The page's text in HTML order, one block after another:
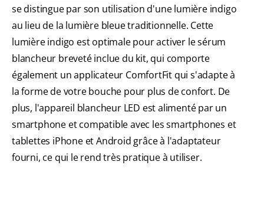
se distingue par son utilisation d'une lumière indigo
au lieu de la lumière bleue traditionnelle. Cette
lumière indigo est optimale pour activer le sérum
blancheur breveté inclue du kit, qui comporte
également un applicateur ComfortFit qui s'adapte à
la forme de votre bouche pour plus de confort. De
plus, l'appareil blancheur LED est alimenté par un
smartphone et compatible avec les smartphones et
tablettes iPhone et Android grâce à l'adaptateur
fourni, ce qui le rend très pratique à utiliser.